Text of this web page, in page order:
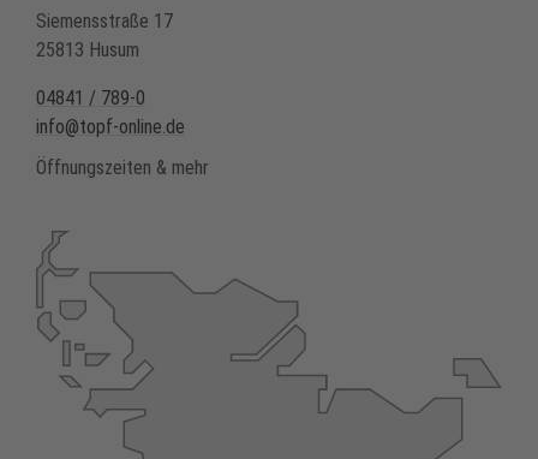
Siemensstraße 17
25813 Husum
04841 / 789-0
info@topf-online.de
Öffnungszeiten & mehr